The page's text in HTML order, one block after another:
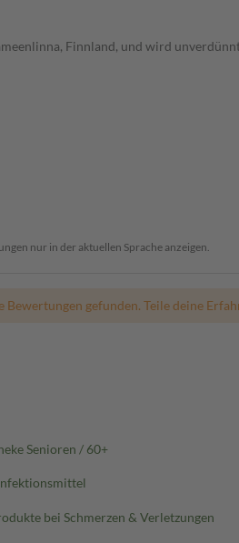
Finnland, und wird
nur in der aktuellen Sprache anzeigen.
Bewertungen gefunden. Teile deine
Senioren / 60+
bei Schmerzen & Verletzungen